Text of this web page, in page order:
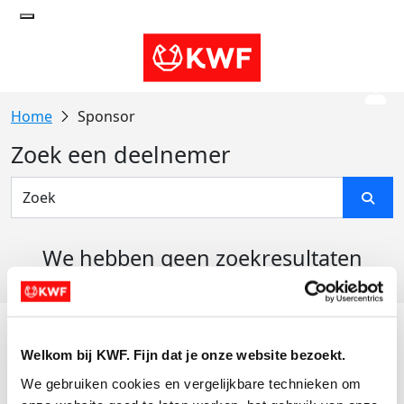
Welkom bij KWF. Fijn dat je onze website bezoekt.
We gebruiken cookies en vergelijkbare technieken om
Sponsor
Zoek een deelnemer
We hebben geen zoekresultaten
Actiematerialen
Evenementen